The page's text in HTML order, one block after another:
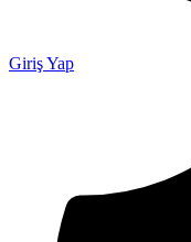
Giriş Yap